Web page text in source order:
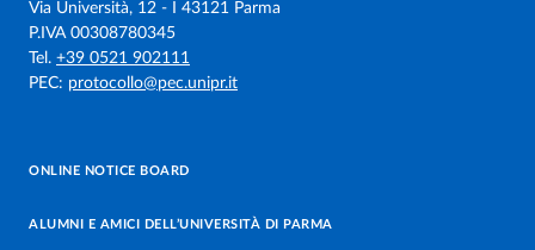
Via Università, 12 - I 43121 Parma
P.IVA 00308780345
Tel. +39 0521 902111
PEC: protocollo@pec.unipr.it
ONLINE NOTICE BOARD
ALUMNI E AMICI DELL’UNIVERSITÀ DI PARMA